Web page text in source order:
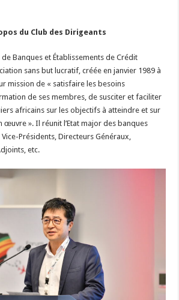
du Club des Dirigeants
Banques et Établissements de Crédit
sans but lucratif, créée en janvier 1989 à
mission de « satisfaire les besoins
de ses membres, de susciter et faciliter
africains sur les objectifs à atteindre et sur
œuvre ». Il réunit l’Etat major des banques
Présidents, Directeurs Généraux,
etc.